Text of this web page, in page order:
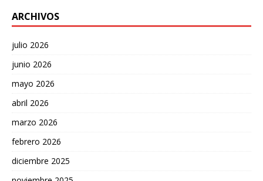
ARCHIVOS
julio 2026
junio 2026
mayo 2026
abril 2026
marzo 2026
febrero 2026
diciembre 2025